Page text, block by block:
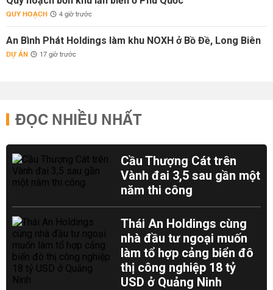
QUY HOẠCH 4 giờ trước
An Bình Phát Holdings làm khu NOXH ở Bồ Đề, Long Biên
DỰ ÁN 17 giờ trước
ĐỌC NHIỀU NHẤT
Cầu Thượng Cát trên
Vành đai 3,5 sau gần một
năm thi công
Thái An Holdings cùng
nhà đầu tư ngoại muốn
làm tổ hợp cảng biển đô
thị công nghiệp 18 tỷ
USD ở Quảng Ninh